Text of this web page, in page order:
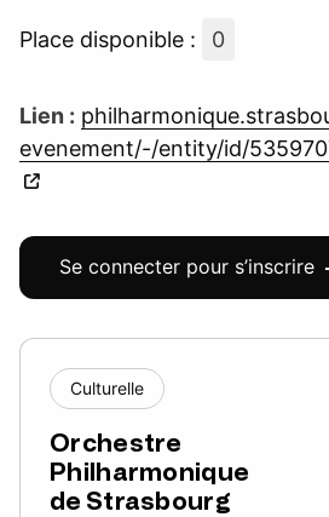
Place disponible : 0
Lien :
evenement/-/entity/id/
Se connecter pour s’inscrire
Culturelle
Orchestre
Philharmonique
de Strasbourg